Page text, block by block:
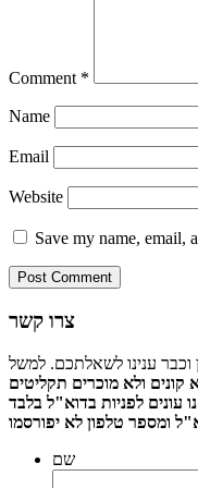
Comment *
Name
Email
Website
Save my name, email,
צרו קשר
שם